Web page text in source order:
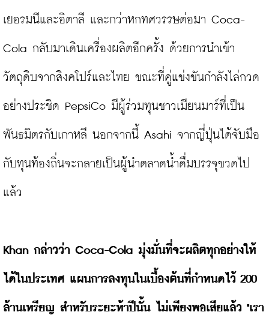
เยอรมนีและอิตาลี และกว่าหกทศวรรษต่อมา Coca-
Cola กลับมาเดินเครื่องผลิตอีกครั้ง ด้วยการนำเข้า
วัตถุดิบจากสิงคโปร์และไทย ขณะที่คู่แข่งขันกำลังไล่กวด
อย่างประชิด PepsiCo มีผู้ร่วมทุนชาวเมียนมาร์ที่เป็น
พันธมิตรกับเกาหลี นอกจากนี้ Asahi จากญี่ปุ่นได้จับมือ
กับทุนท้องถิ่นจะกลายเป็นผู้นำตลาดน้ำดื่มบรรจุขวดไป
แล้ว
Khan กล่าวว่า Coca-Cola มุ่งมั่นที่จะผลิตทุกอย่างให้
ได้ในประเทศ แผนการลงทุนในเบื้องต้นที่กำหนดไว้ 200
ล้านเหรียญ สำหรับระยะห้าปีนั้น ไม่เพียงพอเสียแล้ว "เรา